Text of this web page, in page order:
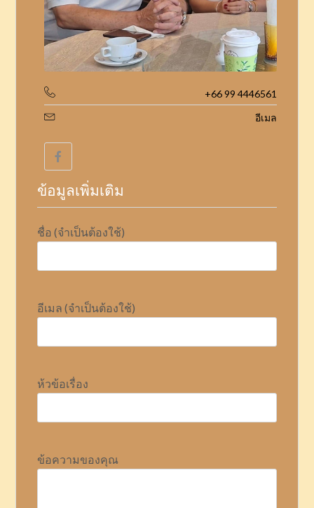
+66 99 4446561
อีเมล
ข้อมูลเพิ่มเติม
ชื่อ (จำเป็นต้องใช้)
อีเมล (จำเป็นต้องใช้)
ห้วข้อเรื่อง
ข้อความของคุณ